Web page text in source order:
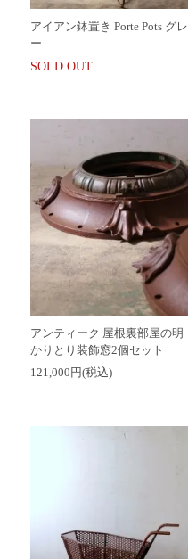
アイアン鉢置き Porte Pots グレ
ー
SOLD OUT
アンティーク 屋根裏部屋の明
かりとり装飾窓2個セット
121,000円(税込)